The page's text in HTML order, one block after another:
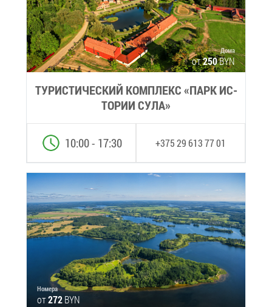
До­ма
от250BYN
ТУ­РИ­СТИ­ЧЕ­СКИЙ КОМ­ПЛЕКС «ПАРК ИС­
ТО­РИИ СУ­ЛА»
+375 29 613 77 01
10:00 - 17:30
Но­ме­ра
от272BYN